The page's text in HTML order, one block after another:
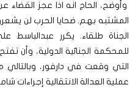
وأوضح، الحاج انه اذا عجز
المشتبه بهم. ضحايا الحرب لن
الجناة طلقاء. يكرر
للمحكمة الجنائية الدولية، وأن
التي وقعت في دارفور، وبالتالي
عملية العدالة الانتقالية إجراءات